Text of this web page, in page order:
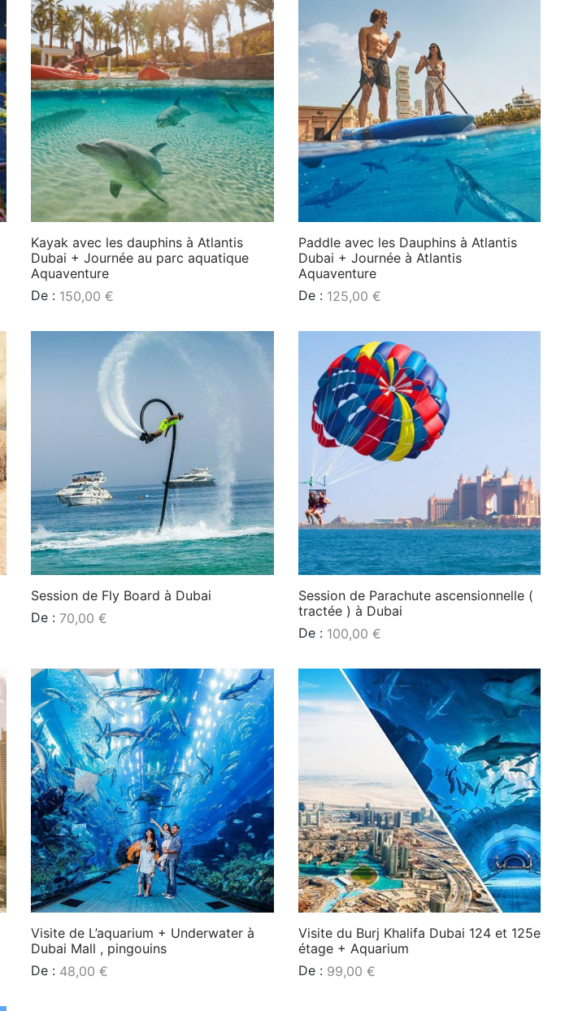
Kayak avec les dauphins à Atlantis
Dubai + Journée au parc aquatique
Aquaventure
De : 150,00 €
Paddle avec les Dauphins à Atlantis
Dubai + Journée à Atlantis
Aquaventure
De : 125,00 €
Session de Fly Board à Dubai
De : 70,00 €
Session de Parachute ascensionnelle (
tractée ) à Dubai
De : 100,00 €
Visite de L’aquarium + Underwater à
Dubai Mall , pingouins
De : 48,00 €
Visite du Burj Khalifa Dubai 124 et 125e
étage + Aquarium
De : 99,00 €